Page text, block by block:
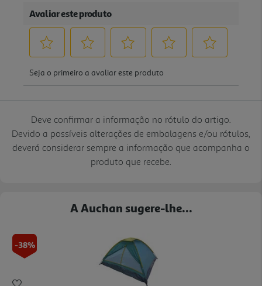
Deve confirmar a informação no rótulo do artigo.
Devido a possíveis alterações de embalagens e/ou rótulos,
deverá considerar sempre a informação que acompanha o
produto que recebe.
A Auchan sugere-lhe...
-38%